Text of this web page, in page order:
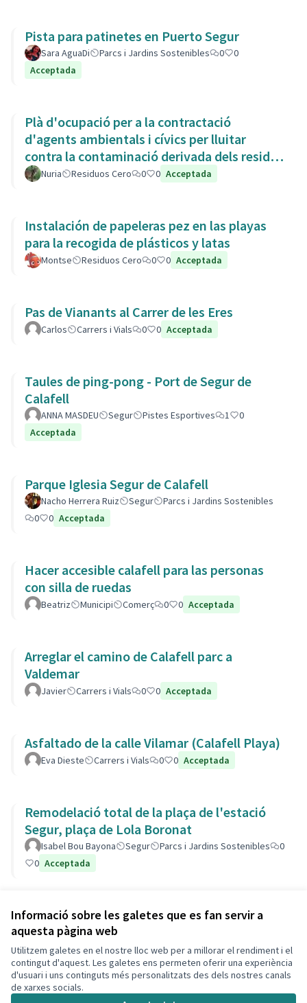
Informació sobre les galetes que es fan servir a
aquesta pàgina web
Utilitzem galetes en el nostre lloc web per a millorar el rendiment i el
contingut d'aquest. Les galetes ens permeten oferir una experiència
d'usuari i uns continguts més personalitzats des dels nostres canals
de xarxes socials.
Pista para patinetes en Puerto Segur
Sara AguaDi Parcs i Jardins Sostenibles 0
0
Acceptada
Plà d'ocupació per a la contractació
d'agents ambientals i cívics per lluitar
contra la contaminació derivada dels residus
de la Còvid-19
Nuria Residuos Cero 0 0 Acceptada
Instalación de papeleras pez en las playas
para la recogida de plásticos y latas
Montse Residuos Cero 0 0 Acceptada
Pas de Vianants al Carrer de les Eres
Carlos Carrers i Vials 0 0 Acceptada
Taules de ping-pong - Port de Segur de
Calafell
ANNA MASDEU Segur Pistes Esportives 1
0
Acceptada
Parque Iglesia Segur de Calafell
Nacho Herrera Ruiz Segur
Parcs i Jardins Sostenibles
0
0 Acceptada
Hacer accesible calafell para las personas
con silla de ruedas
Beatriz Municipi Comerç 0 0 Acceptada
Arreglar el camino de Calafell parc a
Valdemar
Javier Carrers i Vials 0 0 Acceptada
Asfaltado de la calle Vilamar (Calafell Playa)
Eva Dieste Carrers i Vials 0 0 Acceptada
Remodelació total de la plaça de l'estació
Segur, plaça de Lola Boronat
Isabel Bou Bayona Segur Parcs i Jardins Sostenibles
0
0 Acceptada
Veure totes les propostes retirades
Termes i condicions d'ús
Configuració de les galetes
Decidim Calafell a X
(Enllaç extern)
Decidim Calafell a Facebook
Decidim Calafell a YouTube
Decidim Calafell a GitHub
(Enllaç extern)